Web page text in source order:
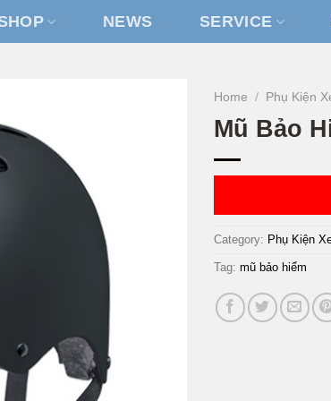
NEWS SERVICE
Home / Phụ Kiện
Mũ Bảo
Category: Phụ Kiện
Tag: mũ bảo hiểm